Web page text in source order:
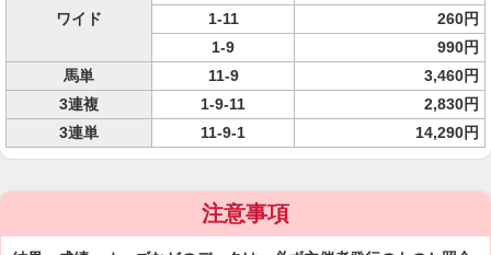
ワイド
1-11
260円
1-9
990円
馬単
11-9
3,460円
3連複
1-9-11
2,830円
3連単
11-9-1 14,290円
注意事項